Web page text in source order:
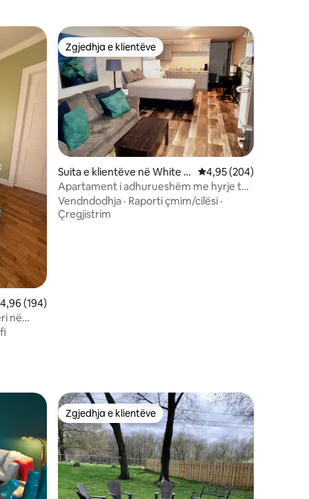
mesatar 4,96 nga 5, 194 vlerësime
4,96 (194)
në
Zgjedhja e klientëve
Zgjedhja e klientëve
Suita e klientëve në White C
loud
Vlerësimi mesatar
4,95 (204)
Apartament i adhurueshëm me hyrje të
veçantë në studio
Vendndodhja · Raporti çmim/cilësi ·
Çregjistrim
Zgjedhja e klientëve
Zgjedhja e klientëve